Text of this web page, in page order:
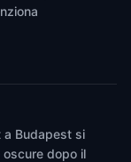
a Budapest si
dopo il